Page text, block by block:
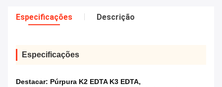
Especificações Descrição
Especificações
Destacar: Púrpura K2 EDTA K3 EDTA,